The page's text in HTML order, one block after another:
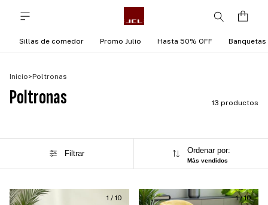
Sillas de comedor Promo Julio Hasta 50% OFF Banquetas
Inicio>Poltronas
Poltronas 13 productos
Filtrar Ordenar por:
Más vendidos
1 / 10 1/10